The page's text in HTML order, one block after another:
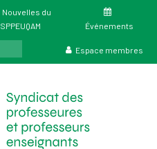
Nouvelles du
SPPEUQAM
Événements
Espace membres